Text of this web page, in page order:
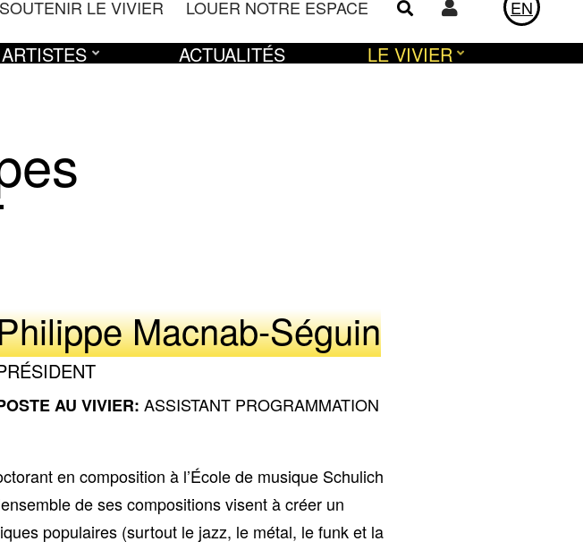
SOUTENIR LE VIVIER LOUER NOTRE ESPACE UtilisateurEN
ARTISTES ACTUALITÉS LE VIVIER
Macnab-Séguin
AU VIVIER: ASSISTANT PROGRAMMATION
en composition à l’École de musique Schulich
de ses compositions visent à créer un
populaires (surtout le jazz, le métal, le funk et la